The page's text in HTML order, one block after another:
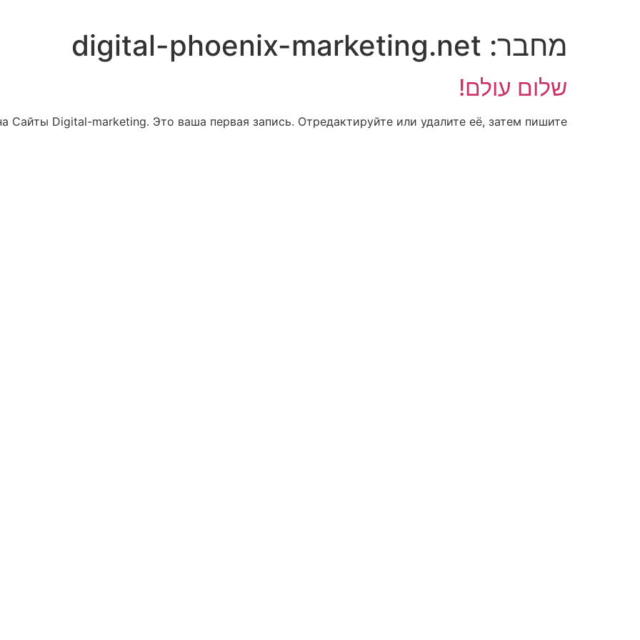
מחבר: digital-phoenix-marketing.net
שלום עולם!
Сайты Digital-marketing. Это ваша первая запись. Отредактируйте или удалите её, затем пишите!